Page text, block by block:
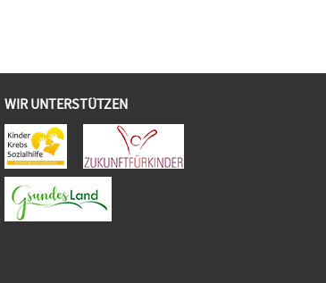
WIR UNTERSTÜTZEN